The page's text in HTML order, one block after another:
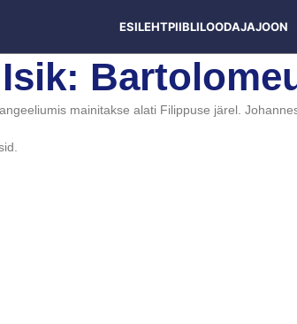
ESILEHTPIIBLILOODAJAJOON
Isik:
mainitakse alati Filippuse järel.